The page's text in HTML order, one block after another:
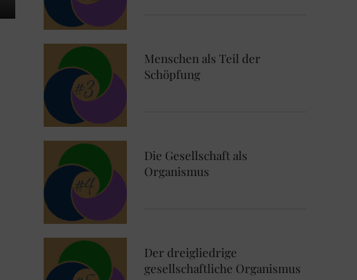
Menschen als Teil der
Schöpfung
Die Gesellschaft als
Organismus
Der dreigliedrige
gesellschaftliche Organismus